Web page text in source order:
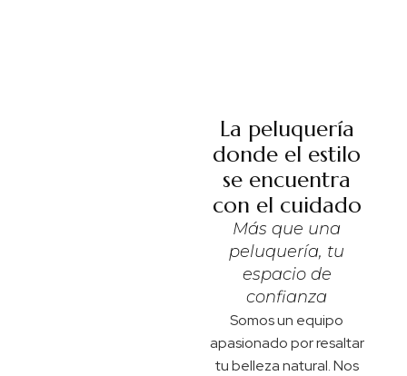
La peluquería
donde el estilo
se encuentra
con el cuidado
Más que una
peluquería, tu
espacio de
confianza
Somos un equipo
apasionado por resaltar
tu belleza natural. Nos